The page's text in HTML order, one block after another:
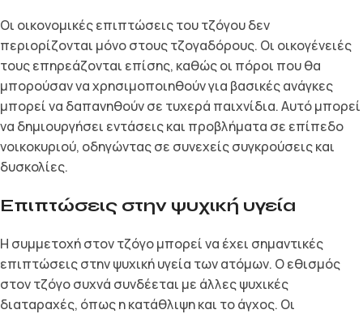
Οι οικονομικές επιπτώσεις του τζόγου δεν
περιορίζονται μόνο στους τζογαδόρους. Οι οικογένειές
τους επηρεάζονται επίσης, καθώς οι πόροι που θα
μπορούσαν να χρησιμοποιηθούν για βασικές ανάγκες
μπορεί να δαπανηθούν σε τυχερά παιχνίδια. Αυτό μπορεί
να δημιουργήσει εντάσεις και προβλήματα σε επίπεδο
νοικοκυριού, οδηγώντας σε συνεχείς συγκρούσεις και
δυσκολίες.
Επιπτώσεις στην ψυχική υγεία
Η συμμετοχή στον τζόγο μπορεί να έχει σημαντικές
επιπτώσεις στην ψυχική υγεία των ατόμων. Ο εθισμός
στον τζόγο συχνά συνδέεται με άλλες ψυχικές
διαταραχές, όπως η κατάθλιψη και το άγχος. Οι